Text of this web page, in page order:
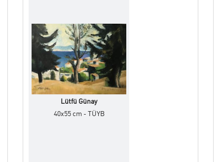
Lütfü Günay
40x55 cm - TÜYB